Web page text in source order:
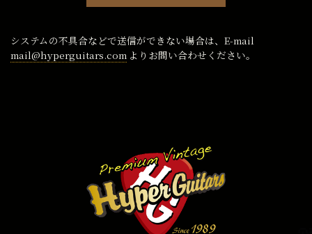
システムの不具合などで送信ができない場合は、E-mail
mail@hyperguitars.com よりお問い合わせください。